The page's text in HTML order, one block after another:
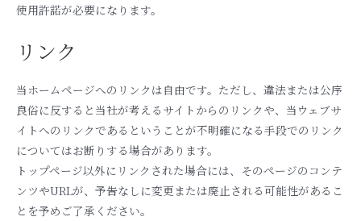
使用許諾が必要になります。
リンク
当ホームページへのリンクは自由です。ただし、違法または公序
良俗に反すると当社が考えるサイトからのリンクや、当ウェブサ
イトへのリンクであるということが不明確になる手段でのリンク
についてはお断りする場合があります。
トップページ以外にリンクされた場合には、そのページのコンテ
ンツやURLが、予告なしに変更または廃止される可能性があるこ
とを予めご了承ください。